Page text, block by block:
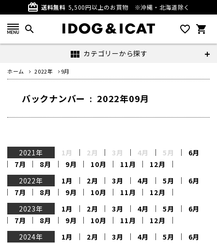
card_giftcard 送料無料 5,500円以上のお買物 ※沖縄・北海道除く
search favorite_outline shopping_cart
view_module カテゴリーから探す
ホーム 2022年 9月
バックナンバー : 2022年09月
2021年 1月 2月 3月 4月 5月
6月
7月
8月 9月 10月 11月
12月
2022年
1月 2月 3月 4月 5月
6月
7月
8月 9月 10月 11月
12月
2023年
1月 2月 3月 4月 5月
6月
7月
8月 9月 10月 11月
12月
2024年
1月 2月 3月 4月 5月
6月